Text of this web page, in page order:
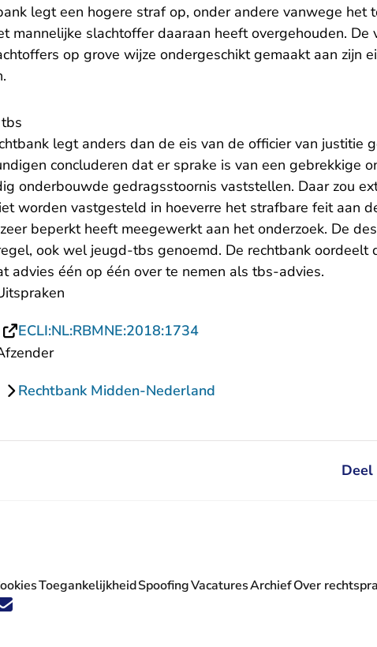
legt een hogere straf op, onder andere vanwege
mannelijke slachtoffer daaraan heeft overgehouden.
op grove wijze ondergeschikt gemaakt aan zijn
legt anders dan de eis van de officier van justitie
concluderen dat er sprake is van een gebrekkige
onderbouwde gedragsstoornis vaststellen. Daar zou
worden vastgesteld in hoeverre het strafbare feit aan
beperkt heeft meegewerkt aan het onderzoek. De
ook wel jeugd-tbs genoemd. De rechtbank oordeelt
advies één op één over te nemen als tbs-advies.
ECLI:NL:RBMNE:2018:1734- U verlaat Rechtspraak.nl
Rechtbank Midden-Nederland
- U verlaat Rechtspraak.nl
- U verlaat Rechtspraak.nl
Instagram - U verlaat Rechtspraak.nl
op Youtube - U verlaat Rechtspraak.nl
ons op LinkedIn - U verlaat Rechtspraak.nl
op de hoogte' nieuwsbrief - U verlaat Rechtspraak.nl
ToegankelijkheidSpoofingVacatures
- U verlaat Rechtspraak.nl
ArchiefOver